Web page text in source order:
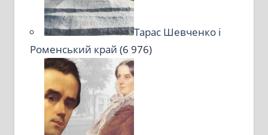
Тарас Шевченко і
Роменський край (6 976)